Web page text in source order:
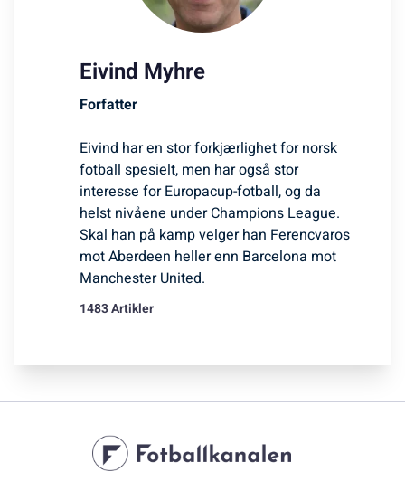
Eivind Myhre
Forfatter
Eivind har en stor forkjærlighet for norsk
fotball spesielt, men har også stor
interesse for Europacup-fotball, og da
helst nivåene under Champions League.
Skal han på kamp velger han Ferencvaros
mot Aberdeen heller enn Barcelona mot
Manchester United.
1483 Artikler